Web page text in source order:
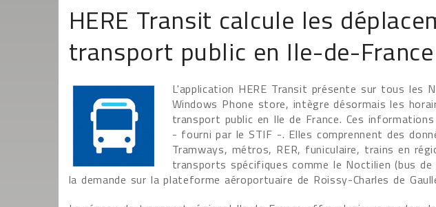
HERE Transit calcule les
transport public en Ile-de-France
L'application HERE Transit présente sur tous les
Windows Phone store, intègre désormais les
transport public en Ile de France. Ces
- fourni par le STIF -. Elles comprennent des
Tramways, métros, RER, funiculaire, trains en
transports spécifiques comme le Noctilien (bus
la demande sur la plateforme aéroportuaire de Roissy-Charles de